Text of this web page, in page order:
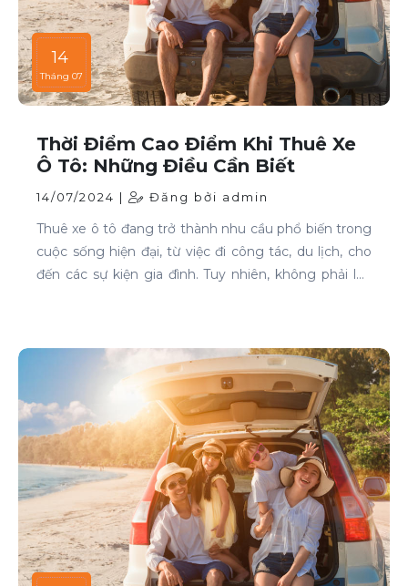
14
Tháng 07
Thời Điểm Cao Điểm Khi Thuê Xe
Ô Tô: Những Điều Cần Biết
14/07/2024 | Đăng bởi admin
Thuê xe ô tô đang trở thành nhu cầu phổ biến trong
cuộc sống hiện đại, từ việc đi công tác, du lịch, cho
đến các sự kiện gia đình. Tuy nhiên, không phải lúc
cao điểm khi thuê xe ô tô và những lưu ý để thuê xe
một cách thông minh và tiết kiệm.